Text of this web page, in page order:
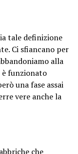
tale definizione
Ci sfiancano per
alla
è funzionato
una fase assai
vere anche la
che